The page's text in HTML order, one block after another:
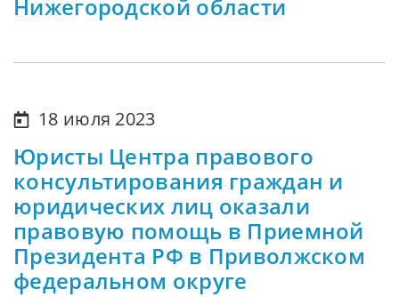
Нижегородской области
18 июля 2023
Юристы Центра правового
консультирования граждан и
юридических лиц оказали
правовую помощь в Приемной
Президента РФ в Приволжском
федеральном округе